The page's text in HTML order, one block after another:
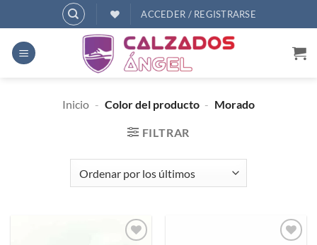
al
contenido
ACCEDER / REGISTRARSE
Inicio - Color del producto - Morado
FILTRAR